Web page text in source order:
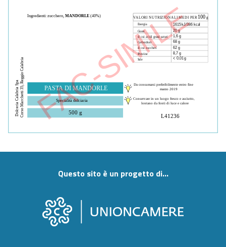
500 g
L41236
VALORI NUTRIZIONALI MEDI PER 100 g
Energia
Carboidrati
di cui acidi grassi saturi
Grassi
Proteine
di cui zuccheri
Sale
1615 kJ/386 kcal
20 g
62 g
8,7 g
1,6 g
68 g
< 0,01 g
Dolceria Calabria Spa Corso Marchetti 35, Reggio Calabria Specialità dolciaria
Da consumarsi preferibilmente entro fine
marzo 2019
Conservare in un luogo fresco e asciutto,
lontano da fonti di luce e calore
PASTA DI MANDORLE
Ingredienti: zucchero, MANDORLE (40%)
FAC-SIMILE
Questo sito è un progetto di...